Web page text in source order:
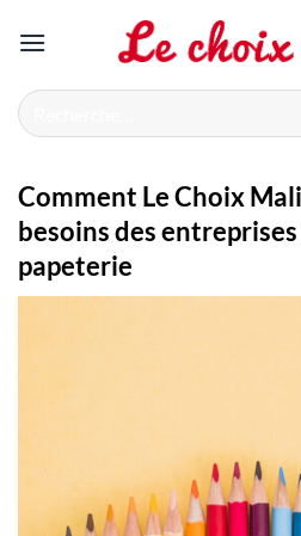
Recherche
pour :
Comment Le Choix
besoins des
papeterie